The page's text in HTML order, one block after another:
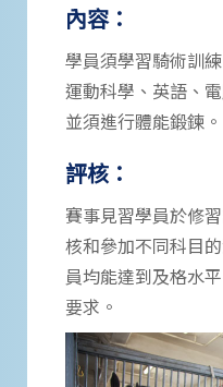
內容：
學員須學習騎術訓
運動科學、英語、
並須進行體能鍛鍊。
評核：
賽事見習學員於修
核和參加不同科目
員均能達到及格水
要求。